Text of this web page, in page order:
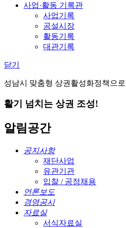
사업·활동 기록관
사업기록
공설시장
활동기록
대관기록
닫기
성남시 맞춤형 상권활성화정책으로
활기 넘치는 상권 조성!
알림공간
공지사항
재단사업
유관기관
입찰 / 공정채용
언론보도
경영공시
자료실
서식자료실